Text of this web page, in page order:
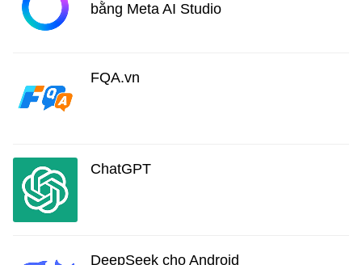
bằng Meta AI Studio
FQA.vn
ChatGPT
DeepSeek cho Android